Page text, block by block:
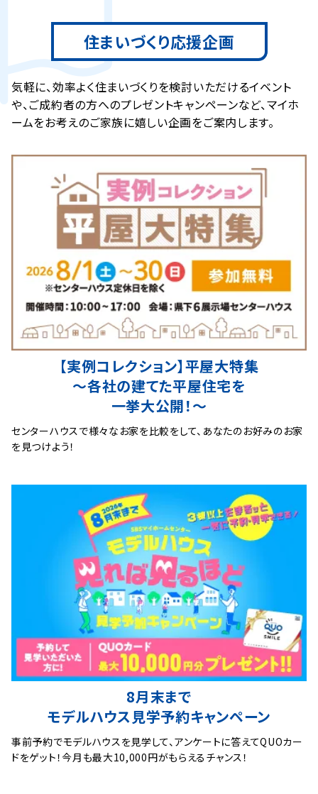
住まいづくり応援企画
気軽に、効率よく住まいづくりを検討いただけるイベント
や、ご成約者の方へのプレゼントキャンペーンなど、マイホ
ームをお考えのご家族に嬉しい企画をご案内します。
【実例コレクション】平屋大特集
〜各社の建てた平屋住宅を
一挙大公開！〜
センターハウスで様々なお家を比較をして、あなたのお好みのお家
を見つけよう！
8月末まで
モデルハウス見学予約キャンペーン
事前予約でモデルハウスを見学して、アンケートに答えてQUOカー
ドをゲット！今月も最大10,000円がもらえるチャンス！